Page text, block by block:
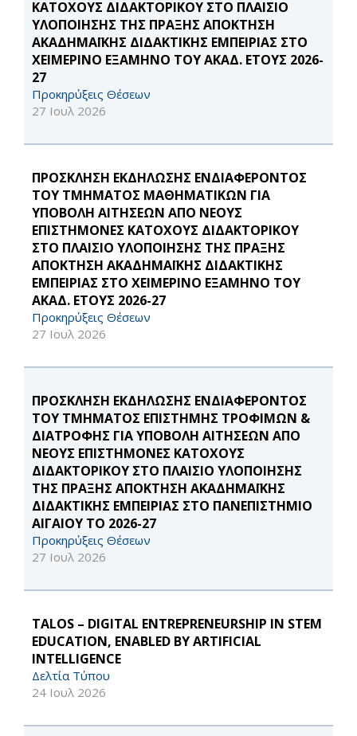
ΚΑΤΟΧΟΥΣ ΔΙΔΑΚΤΟΡΙΚΟΥ ΣΤΟ ΠΛΑΙΣΙΟ
ΥΛΟΠΟΙΗΣΗΣ ΤΗΣ ΠΡΑΞΗΣ ΑΠΟΚΤΗΣΗ
ΑΚΑΔΗΜΑΪΚΗΣ ΔΙΔΑΚΤΙΚΗΣ ΕΜΠΕΙΡΙΑΣ ΣΤΟ
ΧΕΙΜΕΡΙΝΟ ΕΞΑΜΗΝΟ ΤΟΥ ΑΚΑΔ. ΕΤΟΥΣ 2026-
27
Προκηρύξεις Θέσεων
27 Ιουλ 2026
ΠΡΟΣΚΛΗΣΗ ΕΚΔΗΛΩΣΗΣ ΕΝΔΙΑΦΕΡΟΝΤΟΣ
ΤΟΥ ΤΜΗΜΑΤΟΣ ΜΑΘΗΜΑΤΙΚΩΝ ΓΙΑ
ΥΠΟΒΟΛΗ ΑΙΤΗΣΕΩΝ ΑΠΟ ΝΕΟΥΣ
ΕΠΙΣΤΗΜΟΝΕΣ ΚΑΤΟΧΟΥΣ ΔΙΔΑΚΤΟΡΙΚΟΥ
ΣΤΟ ΠΛΑΙΣΙΟ ΥΛΟΠΟΙΗΣΗΣ ΤΗΣ ΠΡΑΞΗΣ
ΑΠΟΚΤΗΣΗ ΑΚΑΔΗΜΑΪΚΗΣ ΔΙΔΑΚΤΙΚΗΣ
ΕΜΠΕΙΡΙΑΣ ΣΤΟ ΧΕΙΜΕΡΙΝΟ ΕΞΑΜΗΝΟ ΤΟΥ
ΑΚΑΔ. ΕΤΟΥΣ 2026-27
Προκηρύξεις Θέσεων
27 Ιουλ 2026
ΠΡΟΣΚΛΗΣΗ ΕΚΔΗΛΩΣΗΣ ΕΝΔΙΑΦΕΡΟΝΤΟΣ
ΤΟΥ ΤΜΗΜΑΤΟΣ ΕΠΙΣΤΗΜΗΣ ΤΡΟΦΙΜΩΝ &
ΔΙΑΤΡΟΦΗΣ ΓΙΑ ΥΠΟΒΟΛΗ ΑΙΤΗΣΕΩΝ ΑΠΟ
ΝΕΟΥΣ ΕΠΙΣΤΗΜΟΝΕΣ ΚΑΤΟΧΟΥΣ
ΔΙΔΑΚΤΟΡΙΚΟΥ ΣΤΟ ΠΛΑΙΣΙΟ ΥΛΟΠΟΙΗΣΗΣ
ΤΗΣ ΠΡΑΞΗΣ ΑΠΟΚΤΗΣΗ ΑΚΑΔΗΜΑΪΚΗΣ
ΔΙΔΑΚΤΙΚΗΣ ΕΜΠΕΙΡΙΑΣ ΣΤΟ ΠΑΝΕΠΙΣΤΗΜΙΟ
ΑΙΓΑΙΟΥ ΤΟ 2026-27
Προκηρύξεις Θέσεων
27 Ιουλ 2026
TALOS – DIGITAL ENTREPRENEURSHIP IN STEM
EDUCATION, ENABLED BY ARTIFICIAL
INTELLIGENCE
Δελτία Τύπου
24 Ιουλ 2026